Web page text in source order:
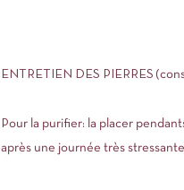
ENTRETIEN DES PIERRES
Pour la purifier: la placer
après une journée très